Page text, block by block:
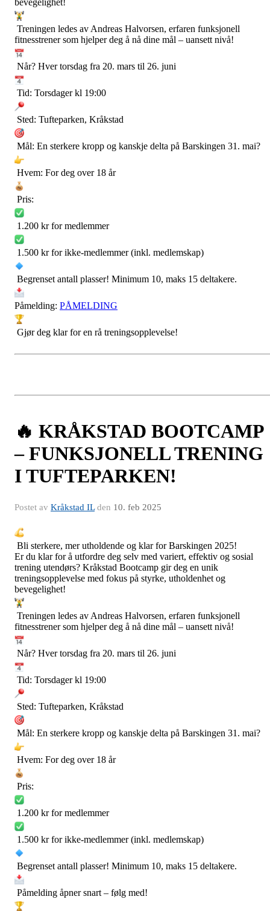
bevegelighet!
Treningen ledes av Andreas Halvorsen, erfaren funksjonell
fitnesstrener som hjelper deg å nå dine mål – uansett nivå!
Når? Hver torsdag fra 20. mars til 26. juni
Tid: Torsdager kl 19:00
Sted: Tufteparken, Kråkstad
Mål: En sterkere kropp og kanskje delta på Barskingen 31. mai?
Hvem: For deg over 18 år
Pris:
1.200 kr for medlemmer
1.500 kr for ikke-medlemmer (inkl. medlemskap)
Begrenset antall plasser! Minimum 10, maks 15 deltakere.
Påmelding: PÅMELDING
Gjør deg klar for en rå treningsopplevelse!
🔥 KRÅKSTAD BOOTCAMP
– FUNKSJONELL TRENING
I TUFTEPARKEN!
Postet av Kråkstad ILden 10. feb 2025
Bli sterkere, mer utholdende og klar for Barskingen 2025!
Er du klar for å utfordre deg selv med variert, effektiv og sosial
trening utendørs? Kråkstad Bootcamp gir deg en unik
treningsopplevelse med fokus på styrke, utholdenhet og
bevegelighet!
Treningen ledes av Andreas Halvorsen, erfaren funksjonell
fitnesstrener som hjelper deg å nå dine mål – uansett nivå!
Når? Hver torsdag fra 20. mars til 26. juni
Tid: Torsdager kl 19:00
Sted: Tufteparken, Kråkstad
Mål: En sterkere kropp og kanskje delta på Barskingen 31. mai?
Hvem: For deg over 18 år
Pris:
1.200 kr for medlemmer
1.500 kr for ikke-medlemmer (inkl. medlemskap)
Begrenset antall plasser! Minimum 10, maks 15 deltakere.
Påmelding åpner snart – følg med!